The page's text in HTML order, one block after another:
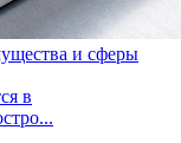
и сферы
в